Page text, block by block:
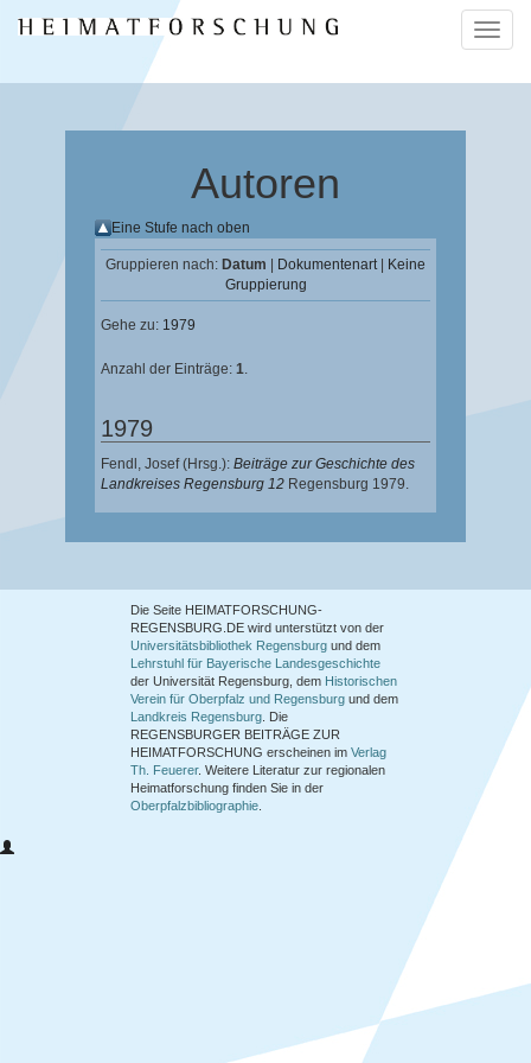
ein-/
Autoren
Eine Stufe nach oben
Gruppieren nach: Datum Dokumentenart|
Keine
Gruppierung
Gehe zu: 1979
Anzahl der Einträge: 1.
1979
Fendl, Josef(Hrsg.): Beiträge zur Geschichte des
Landkreises Regensburg 12 Regensburg 1979.
Die Seite HEIMATFORSCHUNG-
REGENSBURG.DE wird unterstützt von der
Universitätsbibliothek Regensburg und dem
Lehrstuhl für Bayerische Landesgeschichte
der Universität Regensburg, dem Historischen
Verein für Oberpfalz und Regensburg und dem
Landkreis Regensburg . Die
REGENSBURGER BEITRÄGE ZUR
HEIMATFORSCHUNG erscheinen im Verlag
Th. Feuerer. Weitere Literatur zur regionalen
Heimatforschung finden Sie in der
Oberpfalzbibliographie